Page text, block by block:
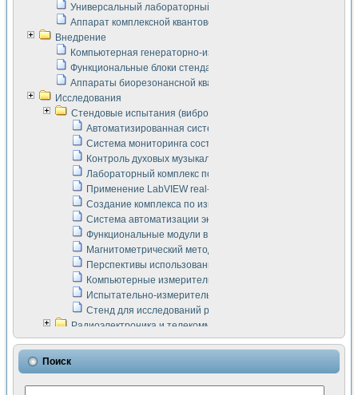
Универсальный лабораторный стенд "Сигнал-USB"
Аппарат комплексной квантовой терапии Интроскан
Внедрение
Компьютерная генераторно-измерительная система
Функциональные блоки стенда "Сигнал-USB"
Аппараты биорезонансной квантовой терапии серии СКАН
Исследования
Стендовые испытания (виброакустика, тензометрия и т.п.)
Автоматизированная система измерения параметров
Система мониторинга состояния тяговых
Контроль духовых музыкальных инструментов
Лабораторный комплекс по исследованию элементной
Применение LabVIEW real-time module для
Создание комплекса по измерению скорости подвижного
Система автоматизации экспериментальных
Функциональные модули в стандарте Nl SCXI для
Магнитометрический метод в дефектоскопии сварных
Перспективы использования машинного зрения в
Компьютерные измерительные системы для
Испытательно-измерительный комплекс аппаратуры для
Стенд для исследований рабочих процессов ДВС в
Радиоэлектроника и телекоммуникации
LabVIEW в расчетах радиолиний систем передачи данных
Аппаратно-программный комплекс для исследования
Виртуальный лабораторный стенд для исследования
Измерение шумовых параметров операционных
Поиск